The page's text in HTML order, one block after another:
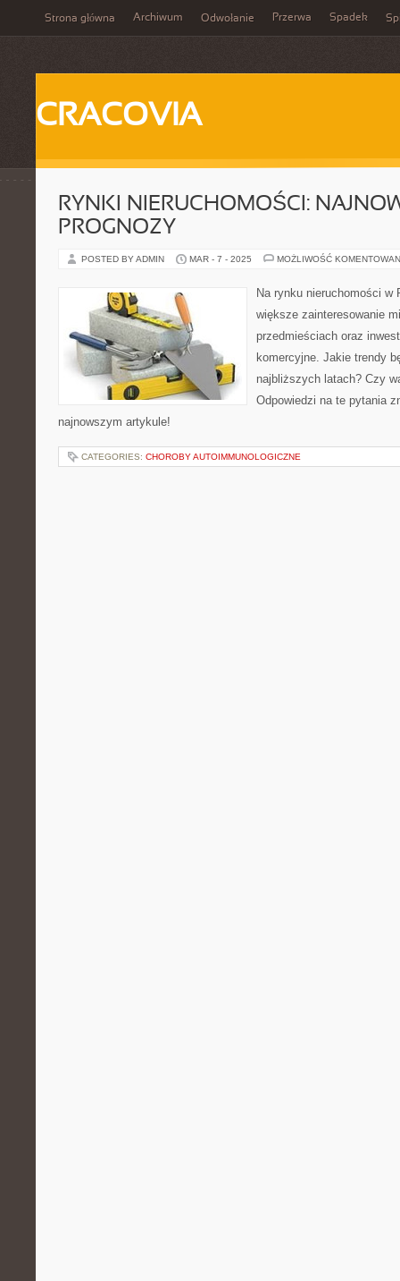
Strona główna Archiwum Odwołanie Przerwa Spadek
CRACOVIA
RYNKI NIERUCHOMOŚCI:
PROGNOZY
POSTED BY ADMIN MAR - 7 - 2025 MOŻLIWOŚĆ
Na rynku nieruchomości w
większe zainteresowanie
przedmieściach oraz
komercyjne. Jakie trendy
najbliższych latach? Czy
Odpowiedzi na te pytania
najnowszym artykule!
CATEGORIES: CHOROBY AUTOIMMUNOLOGICZNE